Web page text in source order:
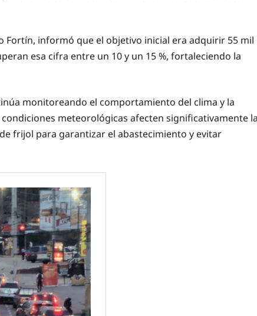
Fortín, informó que el objetivo inicial era adquirir 55 mil
esa cifra entre un 10 y un 15 %, fortaleciendo la
monitoreando el comportamiento del clima y la
meteorológicas afecten significativamente
frijol para garantizar el abastecimiento y evitar